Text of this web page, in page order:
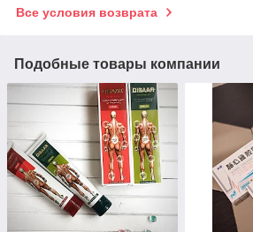
Все условия возврата
Подобные товары компании